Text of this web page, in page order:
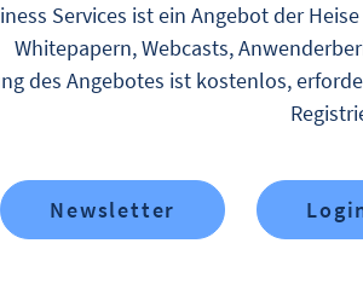
Services ist ein Angebot der
Whitepapern, Webcasts,
des Angebotes ist kostenlos,
Newsletter